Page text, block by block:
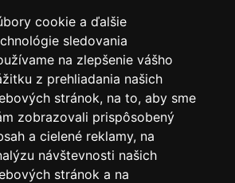
cookie a ďalšie
sledovania
na zlepšenie vášho
z prehliadania našich
stránok, na to, aby sme
zobrazovali prispôsobený
a cielené reklamy, na
návštevnosti našich
stránok a na
osobných údajov
údajov